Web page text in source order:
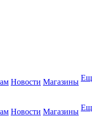
Новости Магазины
Новости Магазины